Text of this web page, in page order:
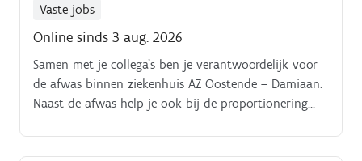
Vaste jobs
Online sinds 3 aug. 2026
Samen met je collega’s ben je verantwoordelijk voor
de afwas binnen ziekenhuis AZ Oostende – Damiaan.
Naast de afwas help je ook bij de proportionering